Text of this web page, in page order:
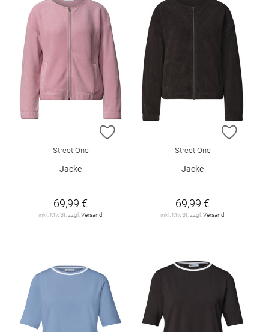
ZUR WUNSCHLISTE HINZUFÜGEN
Street One
Jacke
69,99 €
inkl. MwSt. zzgl.Versand
ZUR
Street One
Jacke
69,99 €
inkl. MwSt. zzgl.Versand